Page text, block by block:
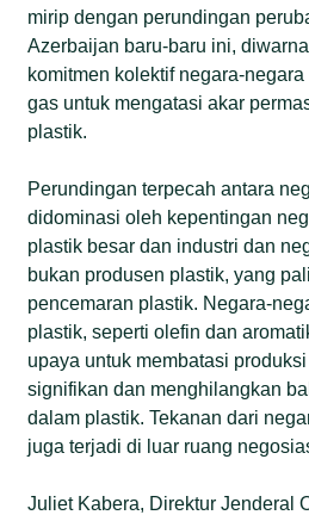
mirip dengan perundingan
Azerbaijan baru-baru ini,
komitmen kolektif negara-
gas untuk mengatasi akar
plastik.
Perundingan terpecah antara
didominasi oleh kepentingan
plastik besar dan industri dan
bukan produsen plastik, yang
pencemaran plastik. Negara-
plastik, seperti olefin dan
upaya untuk membatasi
signifikan dan menghilangkan
dalam plastik. Tekanan dari
juga terjadi di luar ruang
Juliet Kabera, Direktur Jenderal